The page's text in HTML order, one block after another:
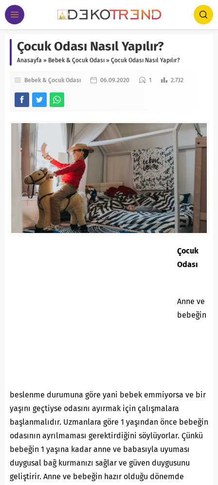
Çocuk Odası Nasıl Yapılır?
Anasayfa » Bebek & Çocuk Odası » Çocuk Odası Nasıl Yapılır?
Bebek & Çocuk Odası 06.09.2020 1 2.732
Çocuk
Odası
Anne ve
bebeğin
beslenme durumuna göre yani bebek emmiyorsa ve bir
yaşını geçtiyse odasını ayırmak için çalışmalara
başlanmalıdır. Uzmanlara göre 1 yaşından önce bebeğin
odasının ayrılmaması gerektirdiğini söylüyorlar. Çünkü
bebeğin 1 yaşına kadar anne ve babasıyla uyuması
duygusal bağ kurmanızı sağlar ve güven duygusunu
geliştirir. Anne ve bebeğin hazır olduğu dönemde